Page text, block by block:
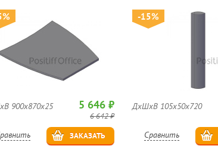
900х870х25 5 646 ₽
6 642 ₽
ЗАКАЗАТЬ
-15%
ДхШхВ 105х50х720
Сравнить